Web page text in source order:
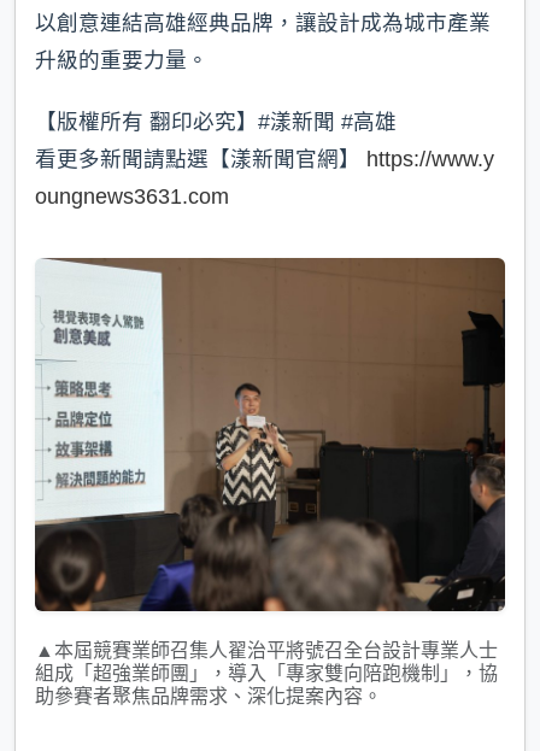
以創意連結高雄經典品牌，讓設計成為城市產業
升級的重要力量。
【版權所有 翻印必究】#漾新聞 #高雄
看更多新聞請點選【漾新聞官網】 https://www.y
oungnews3631.com
▲本屆競賽業師召集人翟治平將號召全台設計專業人士
組成「超強業師團」，導入「專家雙向陪跑機制」，協
助參賽者聚焦品牌需求、深化提案內容。